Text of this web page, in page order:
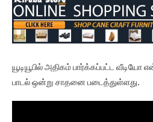
யூடியூபில் அதிகம் பார்க்கப்பட்ட
பாடல் ஒன்று சாதனை படைத்துள்ளது.